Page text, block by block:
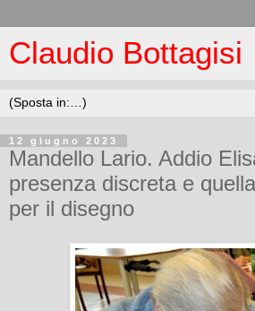
Claudio Bottagisi
12 giugno 2023
Mandello Lario. Addio
presenza discreta e
per il disegno